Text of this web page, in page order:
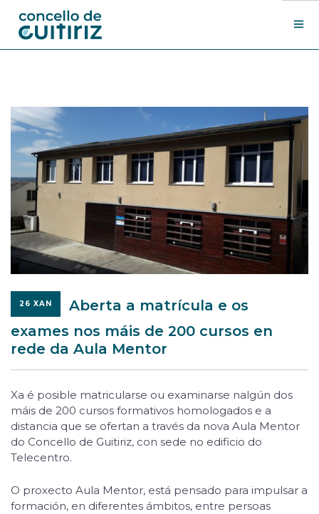
Departamentos
Novas
Contacto
Sede electrónica
Search Site
26 XAN
Aberta a matrícula e os
exames nos máis de 200 cursos en
rede da Aula Mentor
Xa é posible matricularse ou examinarse nalgún dos
máis de 200 cursos formativos homologados e a
distancia que se ofertan a través da nova Aula Mentor
do Concello de Guitiriz, con sede no edificio do
Telecentro.
O proxecto Aula Mentor, está pensado para impulsar a
formación, en diferentes ámbitos, entre persoas